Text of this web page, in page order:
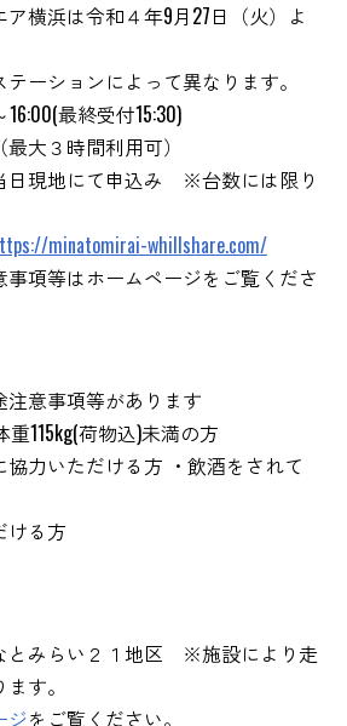
横浜は令和４年9月27日（火）よ
ーションによって異なります。
16:00(最終受付15:30)
大３時間利用可）
日現地にて申込み ※台数には限り
minatomirai-whillshare.com/
項等はホームページをご覧くださ
意事項等があります
重115kg(荷物込)未満の方
協力いただける方 ・飲酒をされて
ける方
とみらい２１地区 ※施設により走
す。
ジをご覧ください。